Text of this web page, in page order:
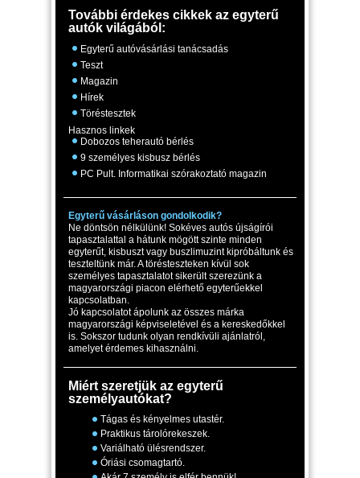
További érdekes cikkek az egyterű
autók világából:
Egyterű autóvásárlási tanácsadás
Teszt
Magazin
Hírek
Töréstesztek
Hasznos linkek
Dobozos teherautó bérlés
9 személyes kisbusz bérlés
PC Pult. Informatikai szórakoztató magazin
Egyterű vásárláson gondolkodik?
Ne döntsön nélkülünk! Sokéves autós újságírói
tapasztalattal a hátunk mögött szinte minden
egyterűt, kisbuszt vagy buszlimuzint kipróbáltunk és
teszteltünk már. A törésteszteken kívül sok
személyes tapasztalatot sikerült szerezünk a
magyarországi piacon elérhető egyterűekkel
kapcsolatban.
Jó kapcsolatot ápolunk az összes márka
magyarországi képviseletével és a kereskedőkkel
is. Sokszor tudunk olyan rendkívüli ajánlatról,
amelyet érdemes kihasználni.
Miért szeretjük az egyterű
személyautókat?
Tágas és kényelmes utastér.
Praktikus tárolórekeszek.
Variálható ülésrendszer.
Óriási csomagtartó.